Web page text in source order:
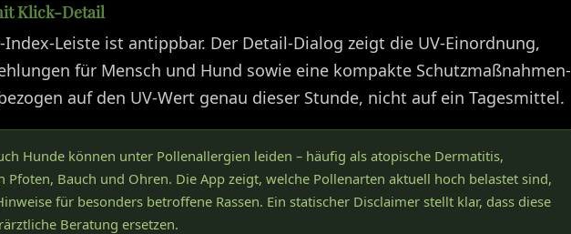
Klick-Detail
Index-Leiste ist antippbar. Der Detail-Dialog zeigt die UV-Einordnung,
für Mensch und Hund sowie eine kompakte Schutzmaßnahmen-
auf den UV-Wert genau dieser Stunde, nicht auf ein Tagesmittel.
Hunde können unter Pollenallergien leiden – häufig als atopische Dermatitis,
Pfoten, Bauch und Ohren. Die App zeigt, welche Pollenarten aktuell hoch belastet sind,
für besonders betroffene Rassen. Ein statischer Disclaimer stellt klar, dass diese
Beratung ersetzen.